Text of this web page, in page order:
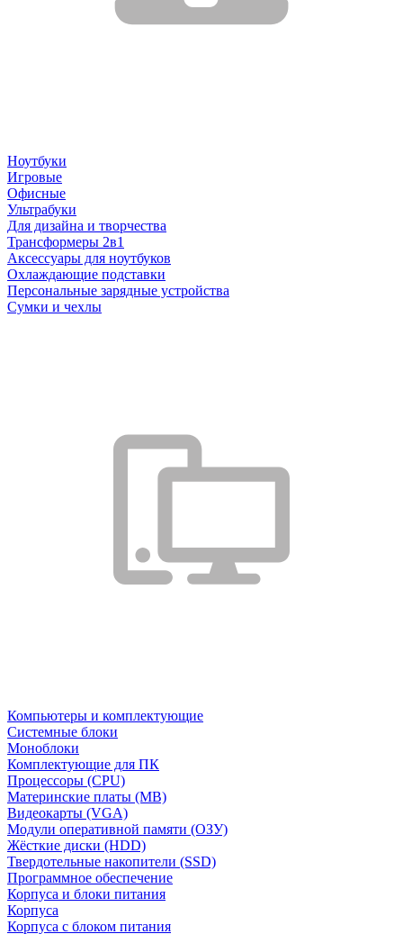
Ноутбуки
Игровые
Офисные
Ультрабуки
Для дизайна и творчества
Трансформеры 2в1
Аксессуары для ноутбуков
Охлаждающие подставки
Персональные зарядные устройства
Сумки и чехлы
Компьютеры и комплектующие
Системные блоки
Моноблоки
Комплектующие для ПК
Процессоры (CPU)
Материнские платы (MB)
Видеокарты (VGA)
Модули оперативной памяти (ОЗУ)
Жёсткие диски (HDD)
Твердотельные накопители (SSD)
Программное обеспечение
Корпуса и блоки питания
Корпуса
Корпуса с блоком питания